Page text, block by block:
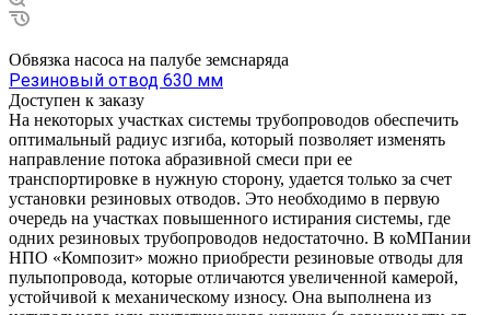
Обвязка насоса на палубе земснаряда
Резиновый отвод 630 мм
Доступен к заказу
На некоторых участках системы трубопроводов обеспечить
оптимальный радиус изгиба, который позволяет изменять
направление потока абразивной смеси при ее
транспортировке в нужную сторону, удается только за счет
установки резиновых отводов. Это необходимо в первую
очередь на участках повышенного истирания системы, где
одних резиновых трубопроводов недостаточно. В коМПании
НПО «Композит» можно приобрести резиновые отводы для
пульпопровода, которые отличаются увеличенной камерой,
устойчивой к механическому износу. Она выполнена из